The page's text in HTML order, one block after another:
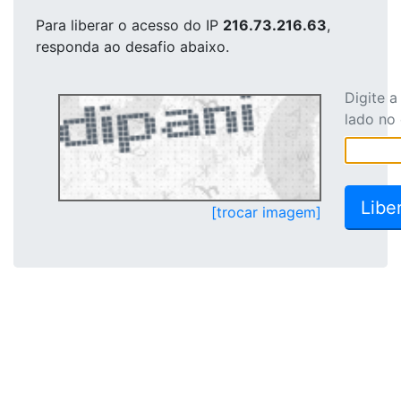
Para liberar o acesso do IP 216.73.216.63,
responda ao desafio abaixo.
[trocar imagem]
Digite
lado no